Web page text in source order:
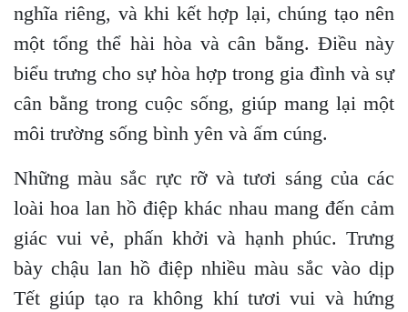
nghĩa riêng, và khi kết hợp lại, chúng tạo nên
một tổng thể hài hòa và cân bằng. Điều này
biểu trưng cho sự hòa hợp trong gia đình và sự
cân bằng trong cuộc sống, giúp mang lại một
môi trường sống bình yên và ấm cúng.
Những màu sắc rực rỡ và tươi sáng của các
loài hoa lan hồ điệp khác nhau mang đến cảm
giác vui vẻ, phấn khởi và hạnh phúc. Trưng
bày chậu lan hồ điệp nhiều màu sắc vào dịp
Tết giúp tạo ra không khí tươi vui và hứng